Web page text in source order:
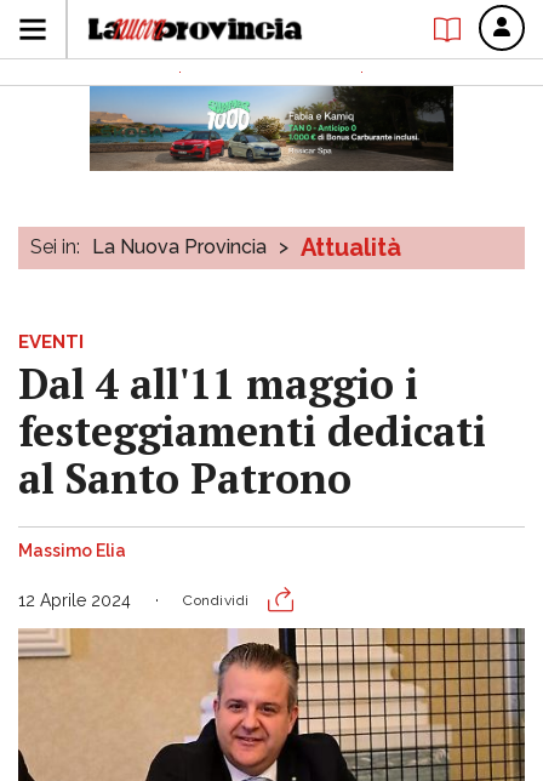
Sei in: La Nuova Provincia > Attualità
EVENTI
Dal 4 all'11 maggio i
festeggiamenti dedicati
al Santo Patrono
Massimo Elia
12 Aprile 2024 Condividi